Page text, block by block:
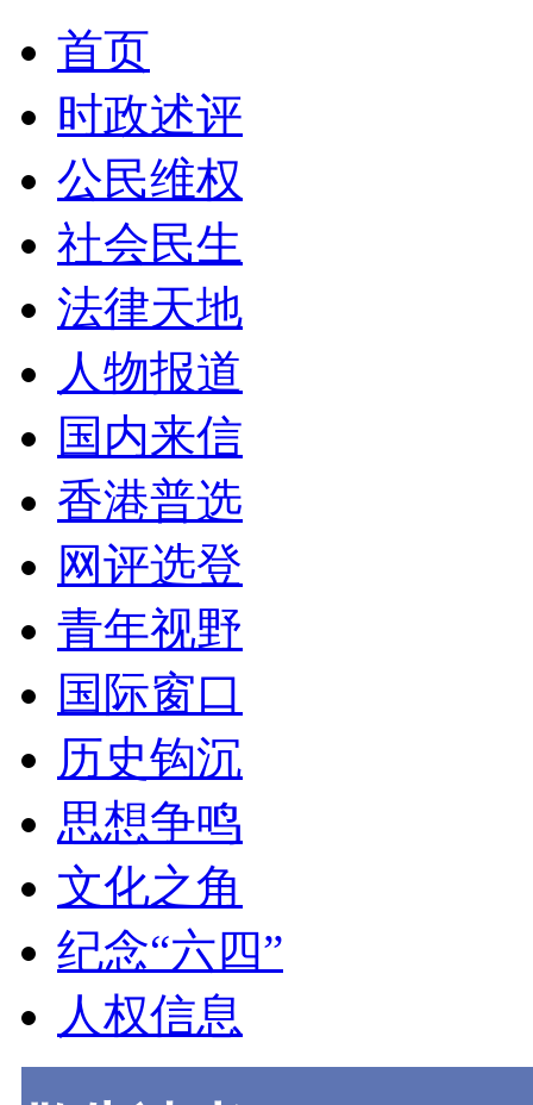
首页
时政述评
公民维权
社会民生
法律天地
人物报道
国内来信
香港普选
网评选登
青年视野
国际窗口
历史钩沉
思想争鸣
文化之角
纪念“六四”
人权信息